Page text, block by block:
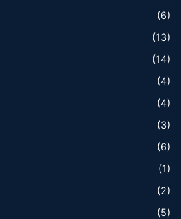
(6)
(13)
(14)
(4)
(4)
(3)
(6)
(1)
(2)
(5)